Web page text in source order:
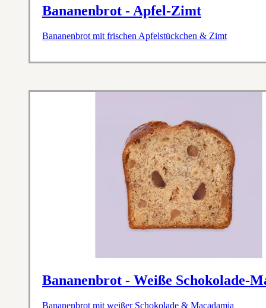
Bananenbrot - Apfel-Zimt
Bananenbrot mit frischen Apfelstückchen & Zimt
Bananenbrot - Weiße Schokolade-
Bananenbrot mit weißer Schokolade & Macadamia